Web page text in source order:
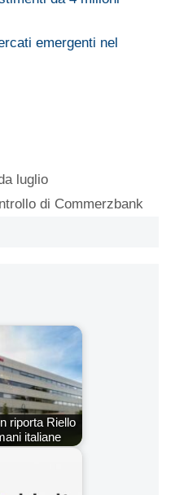
emergenti nel
luglio
di Commerzbank
riporta Riello
italiane